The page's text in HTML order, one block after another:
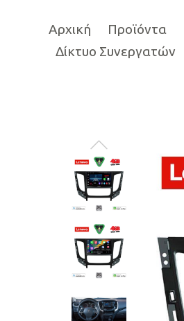
Αρχική Προϊόντα
Δίκτυο Συνεργατών